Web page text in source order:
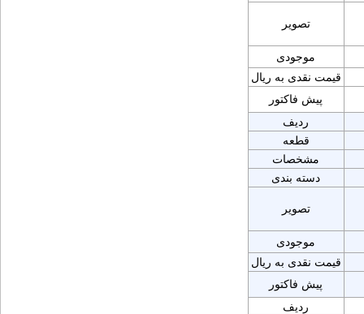
تصویر
موجودی
قیمت نقدی به ریال
پیش فاکتور
ردیف
قطعه
مشخصات
دسته بندی
تصویر
موجودی
قیمت نقدی به ریال
پیش فاکتور
ردیف